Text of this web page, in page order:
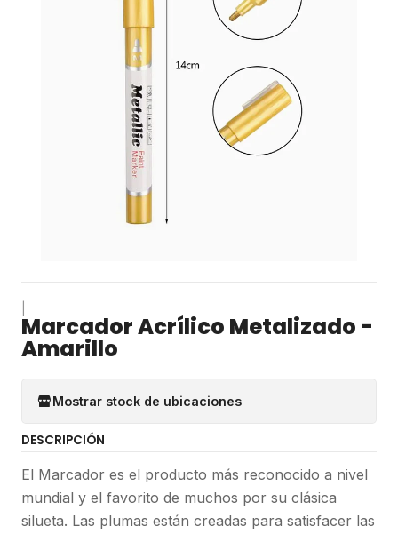
Marcador Acrílico Metalizado -
Amarillo
Mostrar stock de ubicaciones
DESCRIPCIÓN
El Marcador es el producto más reconocido a nivel
mundial y el favorito de muchos por su clásica
silueta. Las plumas están creadas para satisfacer las